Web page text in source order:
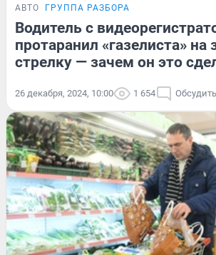
АВТО ГРУППА РАЗБОРА
Водитель с
протаранил «газелиста» на
стрелку — зачем он это
26 декабря, 2024, 10:00 1 654 Обсудить